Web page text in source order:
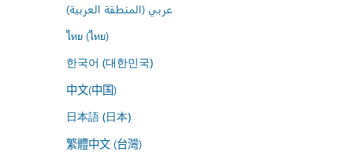
عربي (المنطقة العربية)
ไทย (ไทย)
한국어 (대한민국)
中文(中国)
日本語 (日本)
繁體中文 (台灣)